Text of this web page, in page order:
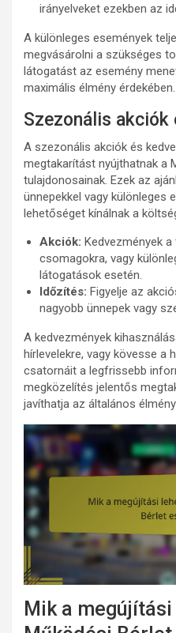
irányelveket ezekben az
A különleges események
megvásárolni a szükséges
látogatást az esemény
maximális élmény érdekében.
Szezonális akciók
A szezonális akciók és
megtakarítást nyújthatnak a
tulajdonosainak. Ezek az
ünnepekkel vagy különleges
lehetőséget kínálnak a
Akciók: Kedvezmények
csomagokra, vagy
látogatások esetén.
Időzítés: Figyelje az
nagyobb ünnepek vagy
A kedvezmények
hírlevelekre, vagy kövesse a
csatornáit a legfrissebb
megközelítés jelentős
javíthatja az általános
Mik a